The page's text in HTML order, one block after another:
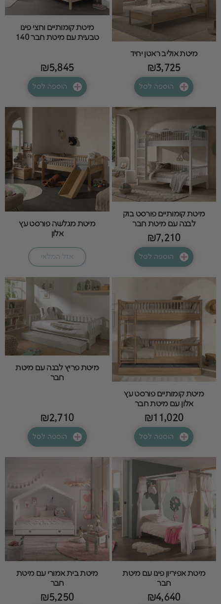
מיטת אוליב ראטן יחיד
₪3,725
הוספה לסל
מיטת קומותיים וחצי פינו
טבעית עם מיטת חבר 140
₪5,845
הוספה לסל
מיטת קומותיים פורסט בוק
לבנה עם מיטת חבר
₪7,210
הוספה לסל
מיטת מגלשה פורסט עץ
אלון
אזל המלאי
מיטת קומותיים פורסט עץ
אלון עם מיטת חבר
₪11,020
הוספה לסל
מיטת פריץ לבנה עם מיטת
חבר
₪2,710
הוספה לסל
מיטת אפיריון פינו עם מיטת
חבר
₪4,640
מיטת בית אמורי עם מיטת
חבר
₪5,250